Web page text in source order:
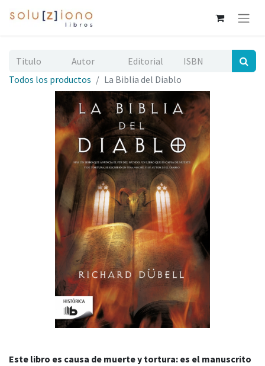
Todos los productos La Biblia del Diablo
Este libro es causa de muerte y tortura: es el manuscrito